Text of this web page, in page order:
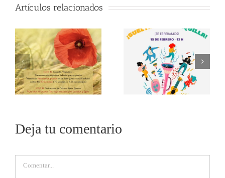
Artículos relacionados
Deja tu comentario